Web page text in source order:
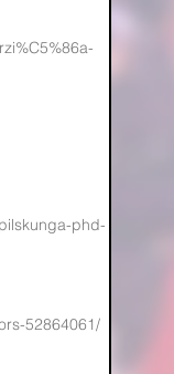
phd-
52864061/